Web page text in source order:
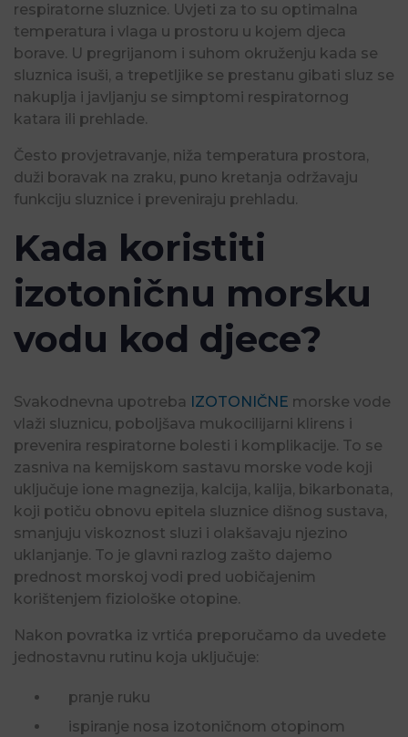
respiratorne sluznice. Uvjeti za to su optimalna
temperatura i vlaga u prostoru u kojem djeca
borave. U pregrijanom i suhom okruženju kada se
sluznica isuši, a trepetljike se prestanu gibati sluz se
nakuplja i javljanju se simptomi respiratornog
katara ili prehlade.
Često provjetravanje, niža temperatura prostora,
duži boravak na zraku, puno kretanja održavaju
funkciju sluznice i preveniraju prehladu.
Kada koristiti
izotoničnu morsku
vodu kod djece?
Svakodnevna upotreba IZOTONIČNE morske vode
vlaži sluznicu, poboljšava mukocilijarni klirens i
prevenira respiratorne bolesti i komplikacije. To se
zasniva na kemijskom sastavu morske vode koji
uključuje ione magnezija, kalcija, kalija, bikarbonata,
koji potiču obnovu epitela sluznice dišnog sustava,
smanjuju viskoznost sluzi i olakšavaju njezino
uklanjanje. To je glavni razlog zašto dajemo
prednost morskoj vodi pred uobičajenim
korištenjem fiziološke otopine.
Nakon povratka iz vrtića preporučamo da uvedete
jednostavnu rutinu koja uključuje:
pranje ruku
ispiranje nosa izotoničnom otopinom